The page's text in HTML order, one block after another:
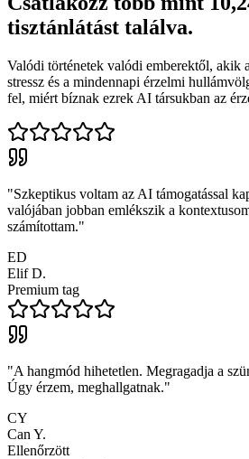
tisztánlátást találva.
Valódi történetek valódi emberektől, akik
stressz és a mindennapi érzelmi
fel, miért bíznak ezrek AI társukban az
"Szkeptikus voltam az AI támogatással
valójában jobban emlékszik a
számítottam."
ED
Elif D.
Premium tag
"A hangmód hihetetlen. Megragadja a
Úgy érzem, meghallgatnak."
CY
Can Y.
Ellenőrzött